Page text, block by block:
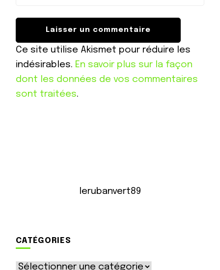
Ce site utilise Akismet pour réduire les
indésirables. En savoir plus sur la façon
dont les données de vos commentaires
sont traitées.
lerubanvert89
CATÉGORIES
Catégories